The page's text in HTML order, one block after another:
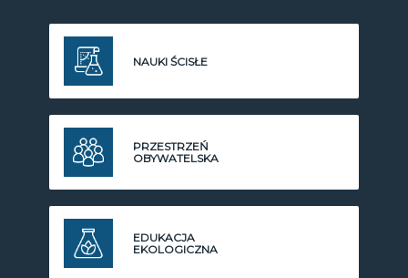
NAUKI ŚCISŁE
PRZESTRZEŃ
OBYWATELSKA
EDUKACJA
EKOLOGICZNA